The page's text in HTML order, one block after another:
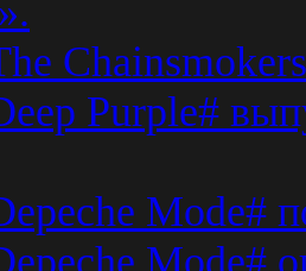
Purple#
Mode#